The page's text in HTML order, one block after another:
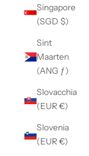
Singapore
(SGD $)
Sint
Maarten
(ANG ƒ)
Slovacchia
(EUR €)
Slovenia
(EUR €)